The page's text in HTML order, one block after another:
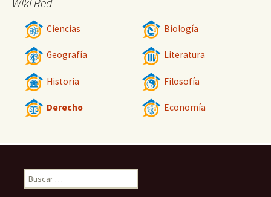
Ciencias Biología
Geografía Literatura
Historia Filosofía
Derecho Economía
Buscar: